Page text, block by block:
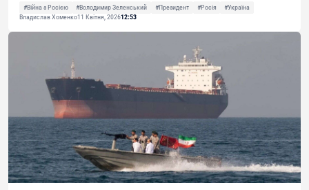
#Війна з Росією #Володимир Зеленський #Президент #Росія
#Україна
Владислав Хоменко11 Квітня, 202612:53